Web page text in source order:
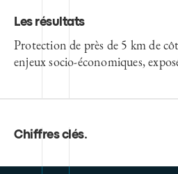
Les résultats
Protection de près de 5 km de
enjeux socio-économiques,
Chiffres clés.